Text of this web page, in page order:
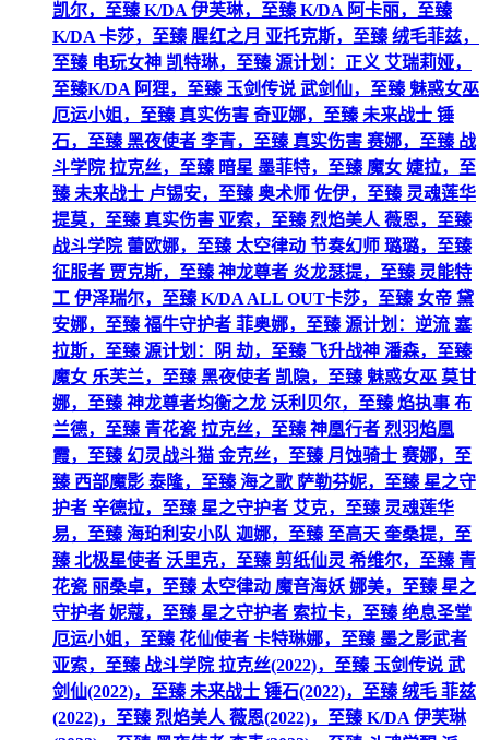
凯尔，至臻 K/DA 伊芙琳，至臻 K/DA 阿卡丽，至臻
K/DA 卡莎，至臻 腥红之月 亚托克斯，至臻 绒毛菲兹，
至臻 电玩女神 凯特琳，至臻 源计划：正义 艾瑞莉娅，
至臻K/DA 阿狸，至臻 玉剑传说 武剑仙，至臻 魅惑女巫
厄运小姐，至臻 真实伤害 奇亚娜，至臻 未来战士 锤
石，至臻 黑夜使者 李青，至臻 真实伤害 赛娜，至臻 战
斗学院 拉克丝，至臻 暗星 墨菲特，至臻 魔女 婕拉，至
臻 未来战士 卢锡安，至臻 奥术师 佐伊，至臻 灵魂莲华
提莫，至臻 真实伤害 亚索，至臻 烈焰美人 薇恩，至臻
战斗学院 蕾欧娜，至臻 太空律动 节奏幻师 璐璐，至臻
征服者 贾克斯，至臻 神龙尊者 炎龙瑟提，至臻 灵能特
工 伊泽瑞尔，至臻 K/DA ALL OUT卡莎，至臻 女帝 黛
安娜，至臻 福牛守护者 菲奥娜，至臻 源计划：逆流 塞
拉斯，至臻 源计划：阴 劫，至臻 飞升战神 潘森，至臻
魔女 乐芙兰，至臻 黑夜使者 凯隐，至臻 魅惑女巫 莫甘
娜，至臻 神龙尊者均衡之龙 沃利贝尔，至臻 焰执事 布
兰德，至臻 青花瓷 拉克丝，至臻 神凰行者 烈羽焰凰
霞，至臻 幻灵战斗猫 金克丝，至臻 月蚀骑士 赛娜，至
臻 西部魔影 泰隆，至臻 海之歌 萨勒芬妮，至臻 星之守
护者 辛德拉，至臻 星之守护者 艾克，至臻 灵魂莲华
易，至臻 海珀利安小队 迦娜，至臻 至高天 奎桑提，至
臻 北极星使者 沃里克，至臻 剪纸仙灵 希维尔，至臻 青
花瓷 丽桑卓，至臻 太空律动 魔音海妖 娜美，至臻 星之
守护者 妮蔻，至臻 星之守护者 索拉卡，至臻 绝息圣堂
厄运小姐，至臻 花仙使者 卡特琳娜，至臻 墨之影武者
亚索，至臻 战斗学院 拉克丝(2022)，至臻 玉剑传说 武
剑仙(2022)，至臻 未来战士 锤石(2022)，至臻 绒毛 菲兹
(2022)，至臻 烈焰美人 薇恩(2022)，至臻 K/DA 伊芙琳